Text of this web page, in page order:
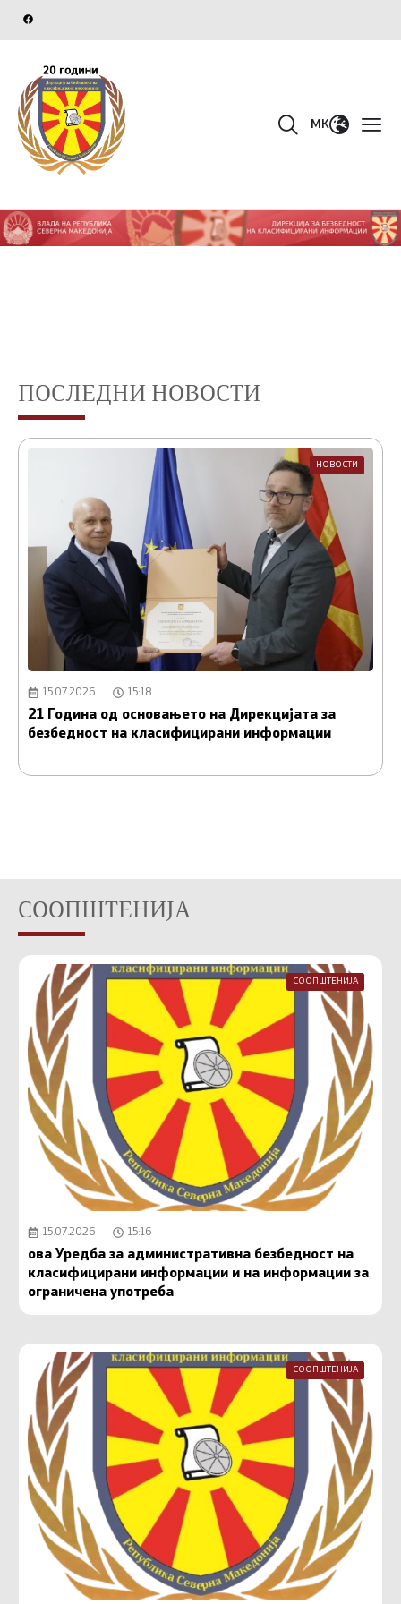
MK
ПОСЛЕДНИ НОВОСТИ
НОВОСТИ
15.07.2026 15:18
21 Година од основањето на Дирекцијата за
безбедност на класифицирани информации
СООПШТЕНИЈА
СООПШТЕНИЈА
15.07.2026 15:16
ова Уредба за административна безбедност на
класифицирани информации и на информации за
ограничена употреба
СООПШТЕНИЈА